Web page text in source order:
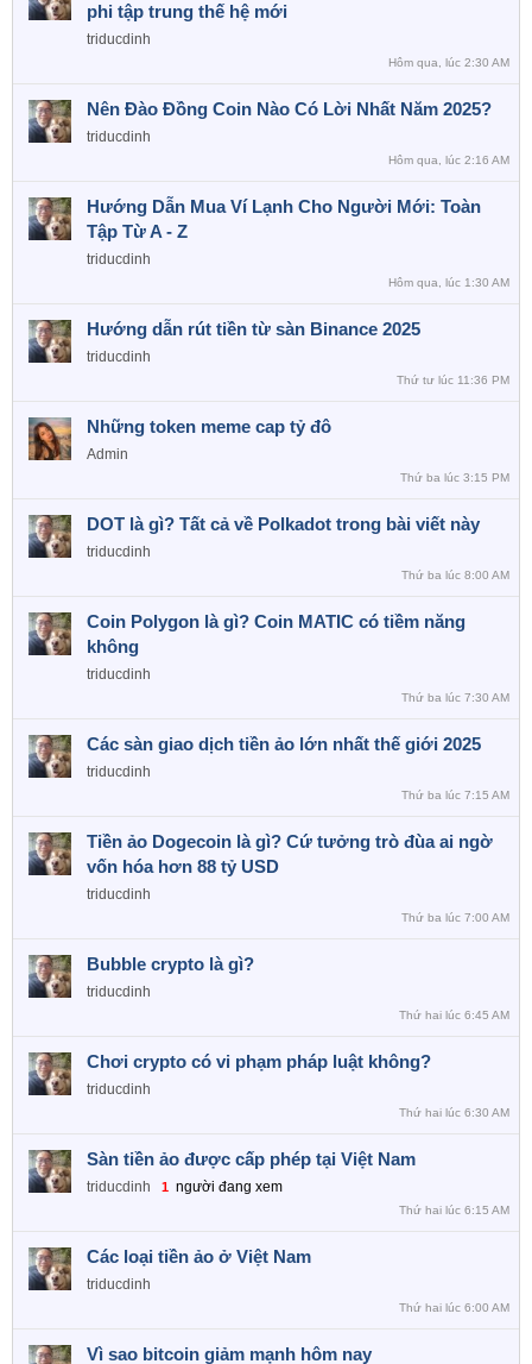
phi tập trung thế hệ mới
triducdinh
Hôm qua, lúc 2:30 AM
Nên Đào Đồng Coin Nào Có Lời Nhất Năm 2025?
triducdinh
Hôm qua, lúc 2:16 AM
Hướng Dẫn Mua Ví Lạnh Cho Người Mới: Toàn
Tập Từ A - Z
triducdinh
Hôm qua, lúc 1:30 AM
Hướng dẫn rút tiền từ sàn Binance 2025
triducdinh
Thứ tư lúc 11:36 PM
Những token meme cap tỷ đô
Admin
Thứ ba lúc 3:15 PM
DOT là gì? Tất cả về Polkadot trong bài viết này
triducdinh
Thứ ba lúc 8:00 AM
Coin Polygon là gì? Coin MATIC có tiềm năng
không
triducdinh
Thứ ba lúc 7:30 AM
Các sàn giao dịch tiền ảo lớn nhất thế giới 2025
triducdinh
Thứ ba lúc 7:15 AM
Tiền ảo Dogecoin là gì? Cứ tưởng trò đùa ai ngờ
vốn hóa hơn 88 tỷ USD
triducdinh
Thứ ba lúc 7:00 AM
Bubble crypto là gì?
triducdinh
Thứ hai lúc 6:45 AM
Chơi crypto có vi phạm pháp luật không?
triducdinh
Thứ hai lúc 6:30 AM
Sàn tiền ảo được cấp phép tại Việt Nam
triducdinh 1 người đang xem
Thứ hai lúc 6:15 AM
Các loại tiền ảo ở Việt Nam
triducdinh
Thứ hai lúc 6:00 AM
Vì sao bitcoin giảm mạnh hôm nay